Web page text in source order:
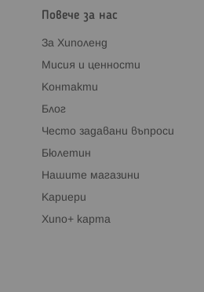
Повече за нас
За Хиполенд
Мисия и ценности
Контакти
Блог
Често задавани въпроси
Бюлетин
Нашите магазини
Кариери
Хипо+ карта